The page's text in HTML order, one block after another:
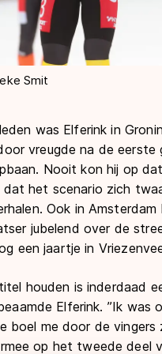
Smit
was Elferink in
vreugde na de
Nooit kon hij op
dat het scenario zich
Ook in Amsterdam
jubelend over de
een jaartje in
titel houden is inderdaad
beaamde Elferink. ’’Ik
boel me door de vingers
op het tweede deel